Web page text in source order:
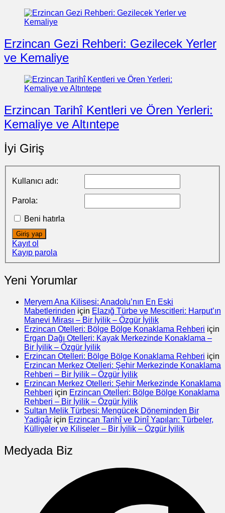
Erzincan Gezi Rehberi: Gezilecek Yerler
ve Kemaliye
Erzincan Tarihî Kentleri ve Ören Yerleri:
Kemaliye ve Altıntepe
İyi Giriş
Kullanıcı adı:
Parola:
Beni hatırla
Giriş yap
Kayıt ol
Kayıp parola
Yeni Yorumlar
Meryem Ana Kilisesi: Anadolu’nın En Eski
Mabetlerinden için Elazığ Türbe ve Mescitleri: Harput’ın
Manevi Mirası – Bir İyilik – Özgür İyilik
Erzincan Otelleri: Bölge Bölge Konaklama Rehberi için
Ergan Dağı Otelleri: Kayak Merkezinde Konaklama –
Bir İyilik – Özgür İyilik
Erzincan Otelleri: Bölge Bölge Konaklama Rehberi için
Erzincan Merkez Otelleri: Şehir Merkezinde Konaklama
Rehberi – Bir İyilik – Özgür İyilik
Erzincan Merkez Otelleri: Şehir Merkezinde Konaklama
Rehberi için Erzincan Otelleri: Bölge Bölge Konaklama
Rehberi – Bir İyilik – Özgür İyilik
Sultan Melik Türbesi: Mengücek Döneminden Bir
Yadigâr için Erzincan Tarihî ve Dinî Yapıları: Türbeler,
Külliyeler ve Kiliseler – Bir İyilik – Özgür İyilik
Medyada Biz